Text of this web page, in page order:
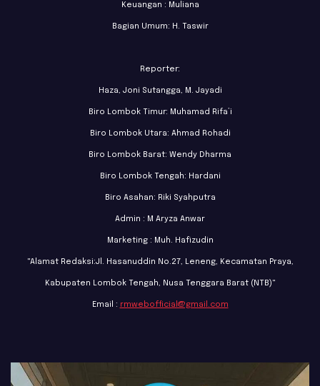
Keuangan : Muliana
Bagian Umum: H. Taswir
Reporter:
Haza, Joni Sutangga, M. Jayadi
Biro Lombok Timur: Muhamad Rifa’i
Biro Lombok Utara: Ahmad Rohadi
Biro Lombok Barat: Wendy Dharma
Biro Lombok Tengah: Hardani
Biro Asahan: Riki Syahputra
Admin : M Aryza Anwar
Marketing : Muh. Hafizudin
"Alamat Redaksi:Jl. Hasanuddin No.27, Leneng, Kecamatan Praya,
Kabupaten Lombok Tengah, Nusa Tenggara Barat (NTB)"
Email : rmwebofficial@gmail.com